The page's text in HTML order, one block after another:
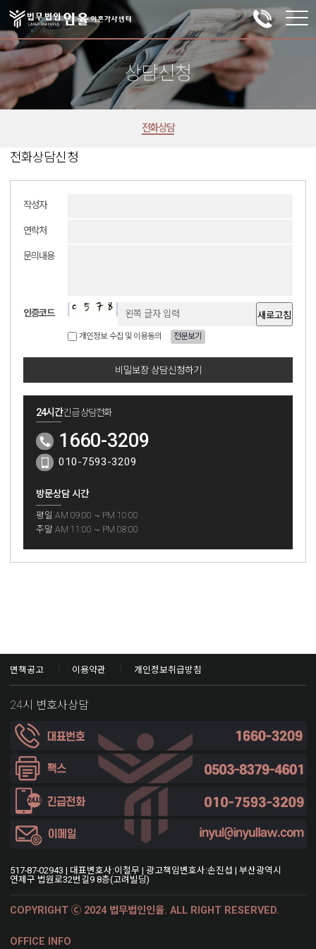
상담신청
전화상담
전화상담신청
작성자
연락처
문의내용
인증코드 새로고침
개인정보 수집 및 이용동의 전문보기
비밀보장 상담신청하기
24시간긴급 상담전화
1660-3209
010-7593-3209
방문상담 시간
평일 AM 09:00 ~ PM 10:00
주말 AM 11:00 ~ PM 08:00
면책공고 이용약관 개인정보취급방침
24시 변호사상담
517-87-02943 | 대표변호사:이철무 | 광고책임변호사:손진섭 | 부산광역시
연제구 법원로32번길9 8층(고려빌딩)
COPYRIGHT Ⓒ 2024 법무법인인율. ALL RIGHT RESERVED.
OFFICE INFO